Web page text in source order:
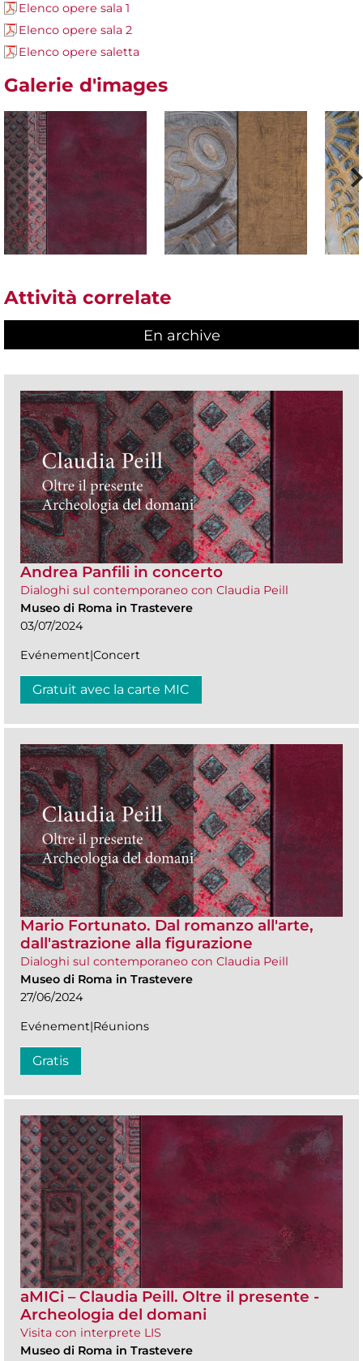
Elenco opere sala 1
Elenco opere sala 2
Elenco opere saletta
Galerie d'images
Attività correlate
En archive
Andrea Panfili in concerto
Dialoghi sul contemporaneo con Claudia Peill
Museo di Roma in Trastevere
03/07/2024
Evénement|Concert
Gratuit avec la carte MIC
Mario Fortunato. Dal romanzo all'arte,
dall'astrazione alla figurazione
Dialoghi sul contemporaneo con Claudia Peill
Museo di Roma in Trastevere
27/06/2024
Evénement|Réunions
Gratis
aMICi – Claudia Peill. Oltre il presente -
Archeologia del domani
Visita con interprete LIS
Museo di Roma in Trastevere